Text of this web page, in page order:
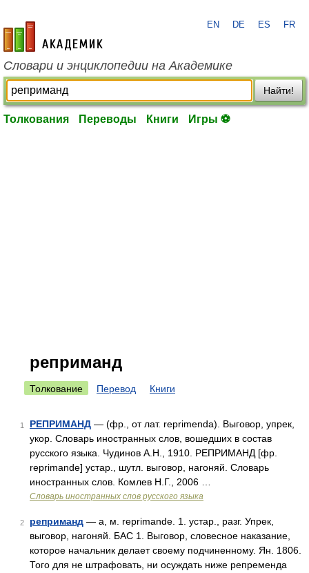
academic.ru
EN DE ES FR
Словари и энциклопедии на Академике
Найти!
Толкования Переводы Книги Игры ⚽
реприманд
Толкование Перевод Книги
1 РЕПРИМАНД — (фр., от лат. reprimenda). Выговор, упрек,
укор. Словарь иностранных слов, вошедших в состав
русского языка. Чудинов А.Н., 1910. РЕПРИМАНД [фр.
reprimande] устар., шутл. выговор, нагоняй. Словарь
иностранных слов. Комлев Н.Г., 2006 …
Словарь иностранных слов русского языка
2 реприманд — а, м. reprimande. 1. устар., разг. Упрек,
выговор, нагоняй. БАС 1. Выговор, словесное наказание,
которое начальник делает своему подчиненному. Ян. 1806.
Того для не штрафовать, ни осуждать ниже репременда